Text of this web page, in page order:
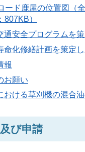
ード鹿屋の位置図（
807KB）
通安全プログラムを
命化修繕計画を策定
報
お願い
おける草刈機の混合
び申請